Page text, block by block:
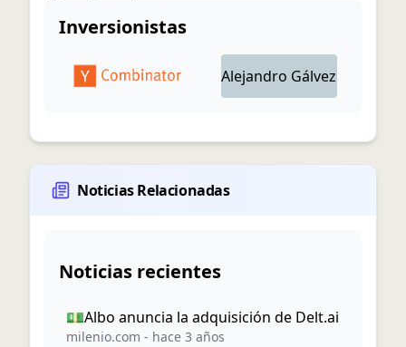
Inversionistas
Alejandro Gálvez
Noticias Relacionadas
Noticias recientes
💵Albo anuncia la adquisición de Delt.ai
milenio.com - hace 3 años